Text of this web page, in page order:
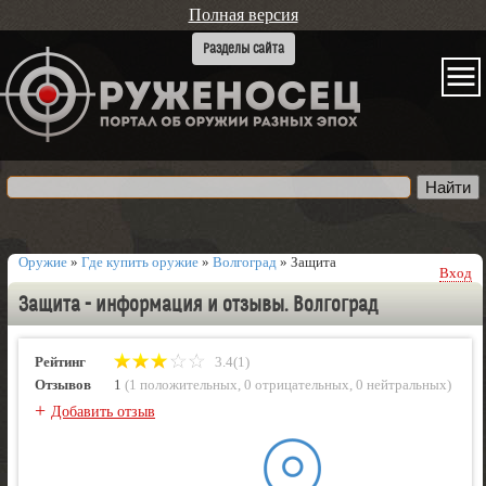
Полная версия
Оружие » Где купить оружие » Волгоград » Защита
Вход
Защита - информация и отзывы. Волгоград
Рейтинг
3.4(1)
Отзывов
1 (1 положительных, 0 отрицательных, 0 нейтральных)
+ Добавить отзыв